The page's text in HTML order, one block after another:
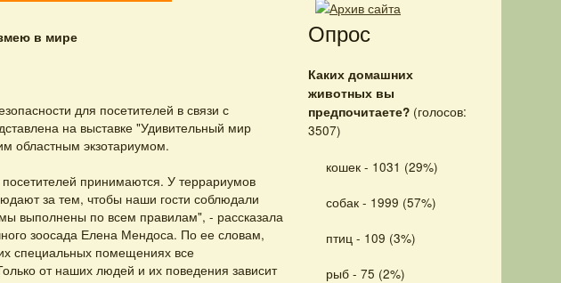
в мире
для посетителей в связи с
на выставке "Удивительный мир
областным экзотариумом.
принимаются. У террариумов
за тем, чтобы наши гости соблюдали
выполнены по всем правилам", - рассказала
зоосада Елена Мендоса. По ее словам,
специальных помещениях все
от наших людей и их поведения зависит
Опрос
Каких домашних
животных вы
предпочитаете? (голосов:
3507)
кошек - 1031 (29%)
собак - 1999 (57%)
птиц - 109 (3%)
рыб - 75 (2%)